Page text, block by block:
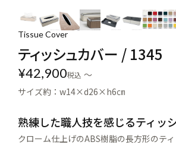
Tissue Cover
ティッシュカバー / 1345
¥42,900税込 〜
サイズ約：w14×d26×h6㎝
熟練した職人技を感じるティッ
クローム仕上げのABS樹脂の長方形のティ